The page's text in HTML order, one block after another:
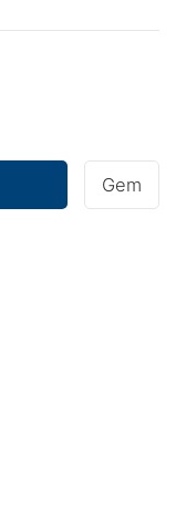
Gem